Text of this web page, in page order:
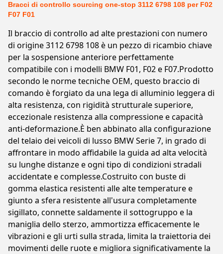
Bracci di controllo sourcing one-stop 3112 6798 108 per F02
F07 F01
Il braccio di controllo ad alte prestazioni con numero
di origine 3112 6798 108 è un pezzo di ricambio chiave
per la sospensione anteriore perfettamente
compatibile con i modelli BMW F01, F02 e F07.Prodotto
secondo le norme tecniche OEM, questo braccio di
comando è forgiato da una lega di alluminio leggera di
alta resistenza, con rigidità strutturale superiore,
eccezionale resistenza alla compressione e capacità
anti-deformazione.È ben abbinato alla configurazione
del telaio dei veicoli di lusso BMW Serie 7, in grado di
affrontare in modo affidabile la guida ad alta velocità
su lunghe distanze e ogni tipo di condizioni stradali
accidentate e complesse.Costruito con buste di
gomma elastica resistenti alle alte temperature e
giunto a sfera resistente all'usura completamente
sigillato, connette saldamente il sottogruppo e la
maniglia dello sterzo, ammortizza efficacemente le
vibrazioni e gli urti sulla strada, limita la traiettoria dei
movimenti delle ruote e migliora significativamente la